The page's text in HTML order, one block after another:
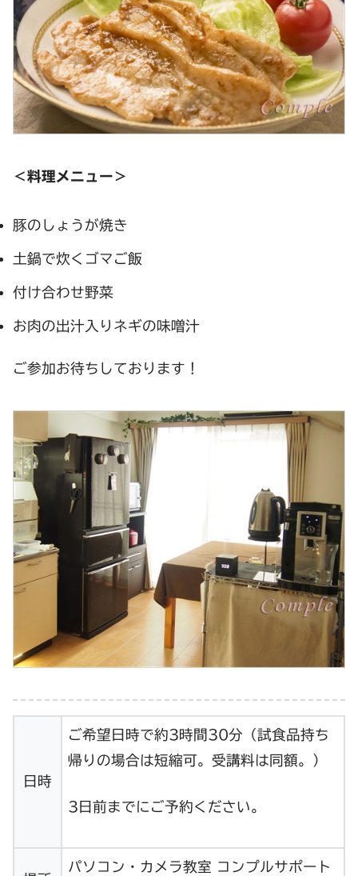
＜料理メニュー＞
豚のしょうが焼き
土鍋で炊くゴマご飯
付け合わせ野菜
お肉の出汁入りネギの味噌汁
ご参加お待ちしております！
日時
ご希望日時で約3時間30分（試食品持ち
帰りの場合は短縮可。受講料は同額。）
3日前までにご予約ください。
パソコン・カメラ教室 コンプルサポート